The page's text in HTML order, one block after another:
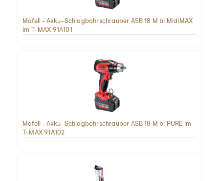
Mafell - Akku-Schlagbohrschrauber ASB 18 M bl MidiMAX
im T-MAX 91A101
Mafell - Akku-Schlagbohrschrauber ASB 18 M bl PURE im
T-MAX 91A102